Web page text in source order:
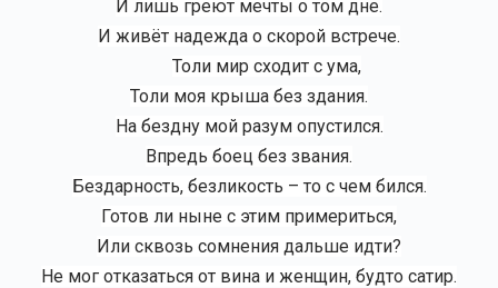
И лишь греют мечты о том дне.
И живёт надежда о скорой встрече.
Толи мир сходит с ума,
Толи моя крыша без здания.
На бездну мой разум опустился.
Впредь боец без звания.
Бездарность, безликость – то с чем бился.
Готов ли ныне с этим примериться,
Или сквозь сомнения дальше идти?
Не мог отказаться от вина и женщин, будто сатир.